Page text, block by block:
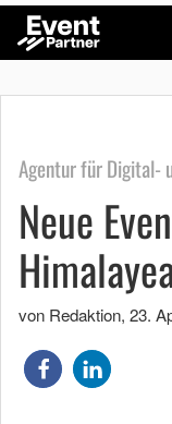
Agentur für Digital-
Neue
von Redaktion, 23.